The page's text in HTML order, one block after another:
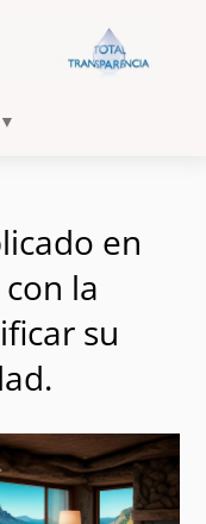
▼
en
la
su